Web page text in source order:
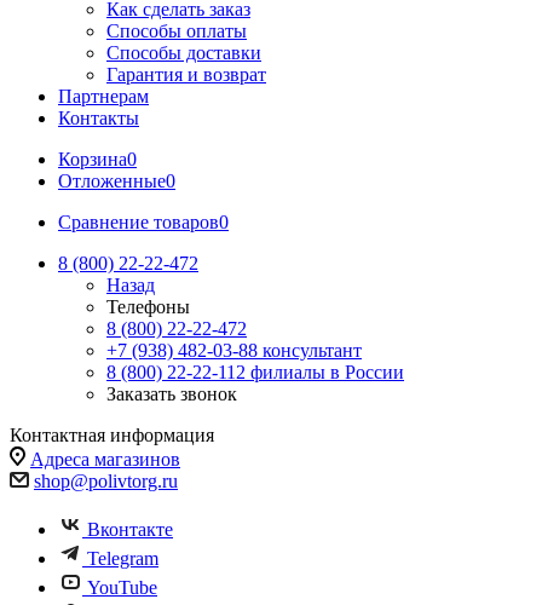
Как сделать заказ
Способы оплаты
Способы доставки
Гарантия и возврат
Партнерам
Контакты
Корзина0
Отложенные0
Сравнение товаров0
8 (800) 22-22-472
Назад
Телефоны
8 (800) 22-22-472
+7 (938) 482-03-88 консультант
8 (800) 22-22-112 филиалы в России
Заказать звонок
Контактная информация
Адреса магазинов
shop@polivtorg.ru
Вконтакте
Telegram
YouTube